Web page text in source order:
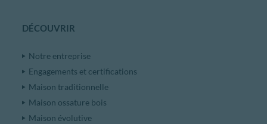
DÉCOUVRIR
Notre entreprise
Engagements et certifications
Maison traditionnelle
Maison ossature bois
Maison évolutive